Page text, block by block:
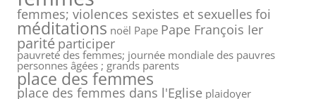
femmes; violences sexistes et sexuelles foi
méditations noël Pape Pape François Ier
parité participer
pauvreté des femmes; journée mondiale des pauvres
personnes âgées ; grands parents
place des femmes
place des femmes dans l'Eglise plaidoyer